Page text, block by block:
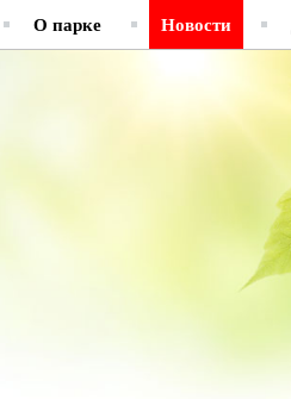
О парке Новости